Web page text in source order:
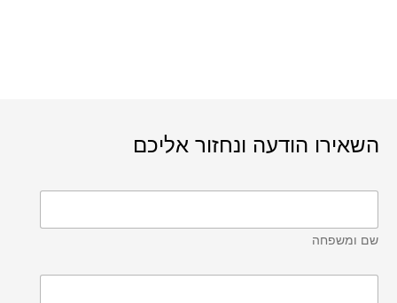
השאירו הודעה ונחזור אליכם
שם ומשפחה